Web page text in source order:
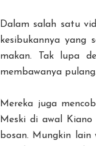
Dalam salah satu
kesibukannya yang
makan. Tak lupa
membawanya pulang.
Mereka juga
Meski di awal
bosan. Mungkin